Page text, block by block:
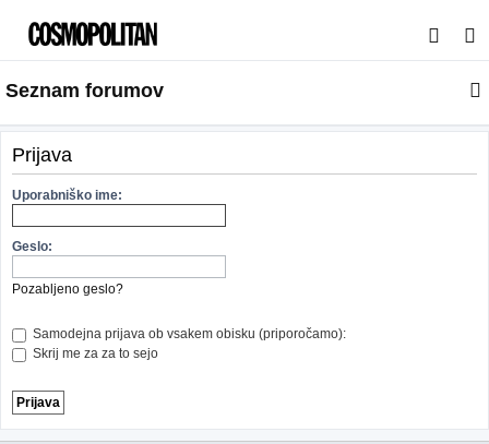
s
a
j
Seznam forumov
Prijava
Uporabniško ime:
Geslo:
Pozabljeno geslo?
Samodejna prijava ob vsakem obisku (priporočamo):
Skrij me za za to sejo